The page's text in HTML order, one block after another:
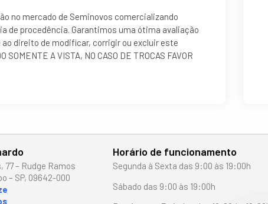
no mercado de Seminovos comercializando
de procedência. Garantimos uma ótima avaliação
ao direito de modificar, corrigir ou excluir este
A VISTA, NO CASO DE TROCAS FAVOR
– Rudge Ramos
– SP, 09642-000
Horário de funcionamento
Segunda à Sexta das 9:00 às 19:00h
Sábado das 9:00 às 19:00h